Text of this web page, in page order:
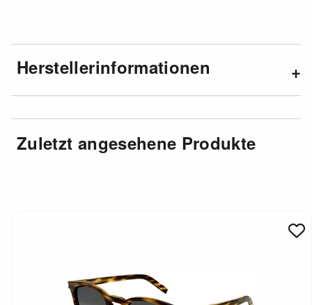
Herstellerinformationen
Zuletzt angesehene Produkte